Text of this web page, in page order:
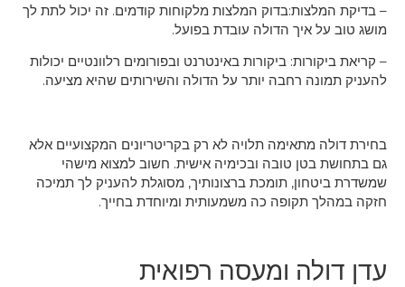
המלצות מלקוחות קודמים. זה יכול לתת לך
איך הדולה עובדת בפועל.
ביקורות באינטרנט ובפורומים רלוונטיים יכולות
רחבה יותר על הדולה והשירותים שהיא מציעה.
מתאימה תלויה לא רק בקריטריונים המקצועיים אלא
טובה ובכימיה אישית. חשוב למצוא מישהי
תומכת ברצונותיך, מסוגלת להעניק לך תמיכה
תקופה כה משמעותית ומיוחדת בחייך.
ומעסה רפואית